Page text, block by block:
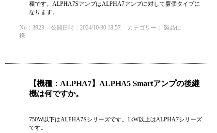
種です。ALPHA7SアンプはALPHA7アンプに対して廉価タイプに
なります。
No：3923 公開日時：2024/10/30 13:57 カテゴリー： 製品仕
様
【機種：ALPHA7】ALPHA5 Smartアンプの後継
機は何ですか。
750W以下はALPHA7Sシリーズです。1kW以上はALPHA7シリーズ
です。